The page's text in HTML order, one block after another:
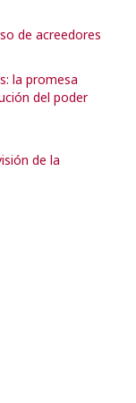
de acreedores
la promesa
del poder
de la